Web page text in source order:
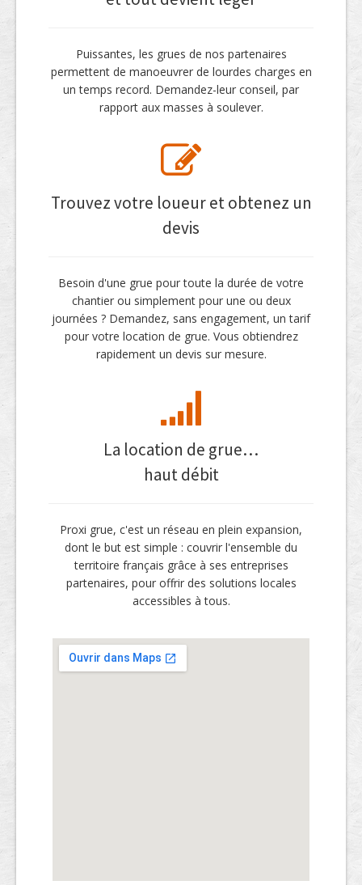
Puissantes, les grues de nos partenaires
permettent de manoeuvrer de lourdes charges en
un temps record. Demandez-leur conseil, par
rapport aux masses à soulever.
Trouvez votre loueur et obtenez un
devis
Besoin d'une grue pour toute la durée de votre
chantier ou simplement pour une ou deux
journées ? Demandez, sans engagement, un tarif
pour votre location de grue. Vous obtiendrez
rapidement un devis sur mesure.
La location de grue…
haut débit
Proxi grue, c'est un réseau en plein expansion,
dont le but est simple : couvrir l'ensemble du
territoire français grâce à ses entreprises
partenaires, pour offrir des solutions locales
accessibles à tous.